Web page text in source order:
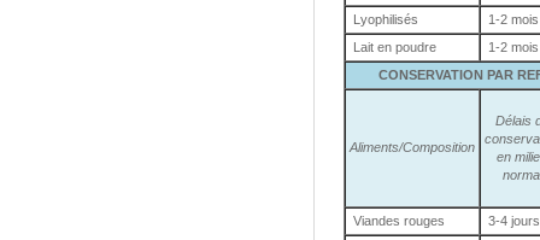
Lyophilisés
1-2 mois
Lait en poudre
1-2 mois
CONSERVATION PAR
Aliments/Composition
Délais
en
Viandes rouges
3-4 jours